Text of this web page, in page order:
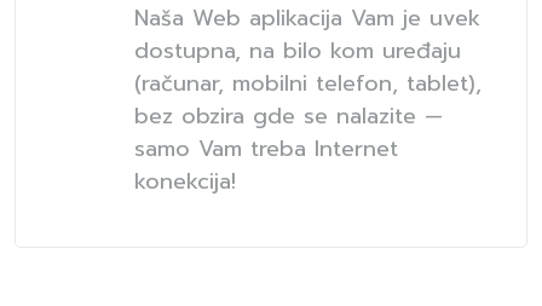
Naša Web aplikacija Vam je uvek
dostupna, na bilo kom uređaju
(računar, mobilni telefon, tablet),
bez obzira gde se nalazite —
samo Vam treba Internet
konekcija!